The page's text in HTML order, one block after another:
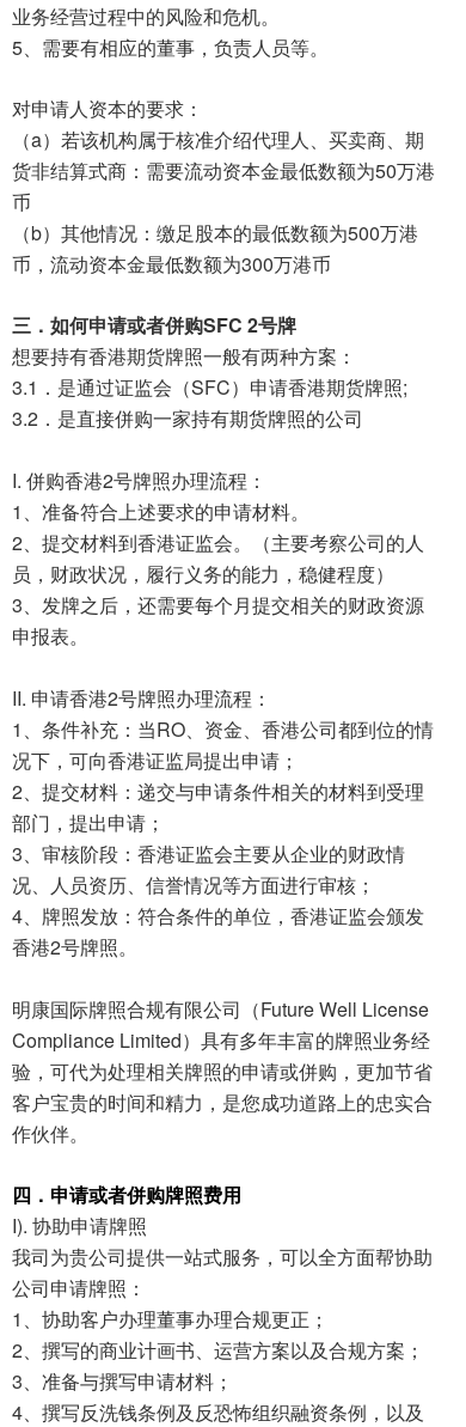
业务经营过程中的风险和危机。
5、需要有相应的董事，负责人员等。
对申请人资本的要求：
（a）若该机构属于核准介绍代理人、买卖商、期
货非结算式商：需要流动资本金最低数额为50万港
币
（b）其他情况：缴足股本的最低数额为500万港
币，流动资本金最低数额为300万港币
三．如何申请或者併购SFC 2号牌
想要持有香港期货牌照一般有两种方案：
3.1．是通过证监会（SFC）申请香港期货牌照;
3.2．是直接併购一家持有期货牌照的公司
I. 併购香港2号牌照办理流程：
1、准备符合上述要求的申请材料。
2、提交材料到香港证监会。（主要考察公司的人
员，财政状况，履行义务的能力，稳健程度）
3、发牌之后，还需要每个月提交相关的财政资源
申报表。
II. 申请香港2号牌照办理流程：
1、条件补充：当RO、资金、香港公司都到位的情
况下，可向香港证监局提出申请；
2、提交材料：递交与申请条件相关的材料到受理
部门，提出申请；
3、审核阶段：香港证监会主要从企业的财政情
况、人员资历、信誉情况等方面进行审核；
4、牌照发放：符合条件的单位，香港证监会颁发
香港2号牌照。
明康国际牌照合规有限公司（Future Well License
Compliance Limited）具有多年丰富的牌照业务经
验，可代为处理相关牌照的申请或併购，更加节省
客户宝贵的时间和精力，是您成功道路上的忠实合
作伙伴。
四．申请或者併购牌照费用
I). 协助申请牌照
我司为贵公司提供一站式服务，可以全方面帮协助
公司申请牌照：
1、协助客户办理董事办理合规更正；
2、撰写的商业计画书、运营方案以及合规方案；
3、准备与撰写申请材料；
4、撰写反洗钱条例及反恐怖组织融资条例，以及